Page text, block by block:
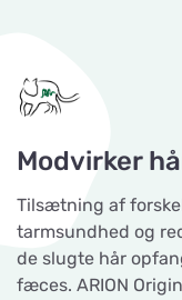
Modvirker
Tilsætning af
tarmsundhed og
de slugte hår
fæces. ARION